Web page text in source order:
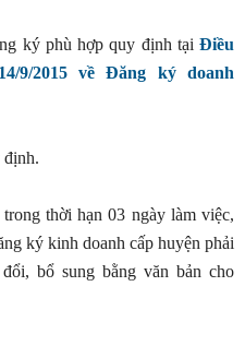
ký phù hợp quy định tại Điều
9/2015 về Đăng ký doanh
định.
thời hạn 03 ngày làm việc,
ký kinh doanh cấp huyện phải
bổ sung bằng văn bản cho